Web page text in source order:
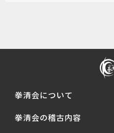
拳清会について
拳清会の稽古内容